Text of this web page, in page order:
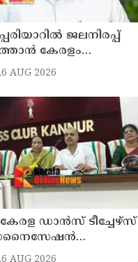
ജലനിരപ്പ്
കേരളം
മന്ത്രി
AUG 2026
ഡാൻസ് ടീച്ചേഴ്സ്
- 2026 എട്ടിന്
AUG 2026